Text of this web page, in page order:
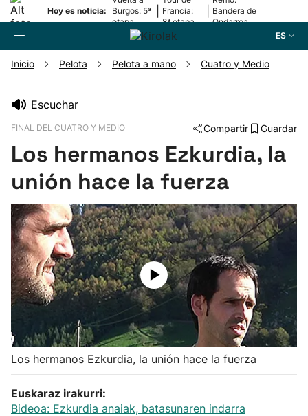
Hoy es noticia:
Burgos: 5ª
etapa
Francia:
8ª etapa
Bandera de
Ondarroa
ES
Pelota
Remo
Baloncesto
Ciclismo
Herri-kirolak
Balonmano
Kirolak 360
Inicio Pelota Pelota a mano Cuatro y Medio
Escuchar
FINAL DEL CUATRO Y MEDIO Compartir Guardar
Los hermanos Ezkurdia, la
unión hace la fuerza
Los hermanos Ezkurdia, la unión hace la fuerza
Euskaraz irakurri:
Bideoa: Ezkurdia anaiak, batasunaren indarra